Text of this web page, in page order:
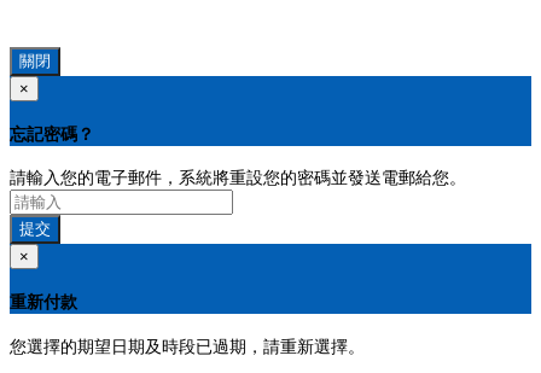
關閉
×
忘記密碼？
請輸入您的電子郵件，系統將重設您的密碼並發送電郵給您。
提交
×
重新付款
您選擇的期望日期及時段已過期，請重新選擇。